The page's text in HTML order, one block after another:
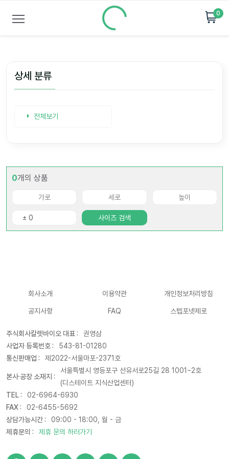
0
상세 분류
전체보기
0개의 상품
사이즈 검색
회사소개 이용약관 개인정보처리방침
공지사항 FAQ 스텝포넷제로
주식회사칼렛바이오 대표 :
권영삼
사업자 등록번호 :
543-81-01280
통신판매업 :
제2022-서울마포-2371호
본사·공장 소재지 :
서울특별시 영등포구 선유서로25길 28 1001~2호
(디스테이트 지식산업센터)
TEL :
02-6964-6930
FAX :
02-6455-5692
상담가능시간 :
09:00 - 18:00, 월 - 금
제휴문의 :
제휴 문의 하러가기